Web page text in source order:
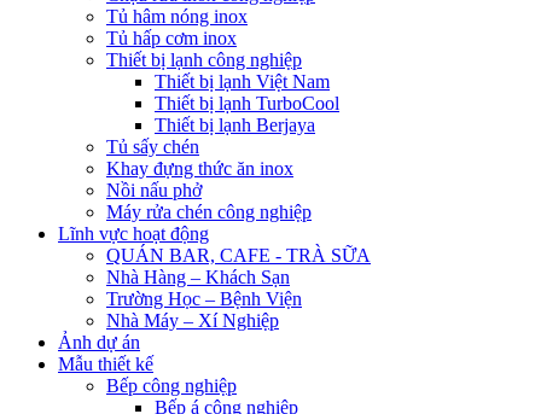
Tủ hâm nóng inox
Tủ hấp cơm inox
Thiết bị lạnh công nghiệp
Thiết bị lạnh Việt Nam
Thiết bị lạnh TurboCool
Thiết bị lạnh Berjaya
Tủ sấy chén
Khay đựng thức ăn inox
Nồi nấu phở
Máy rửa chén công nghiệp
Lĩnh vực hoạt động
QUÁN BAR, CAFE - TRÀ SỮA
Nhà Hàng – Khách Sạn
Trường Học – Bệnh Viện
Nhà Máy – Xí Nghiệp
Ảnh dự án
Mẫu thiết kế
Bếp công nghiệp
Bếp á công nghiệp